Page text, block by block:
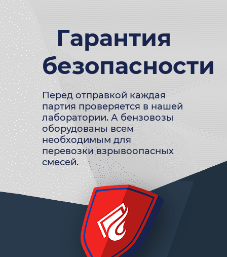
Гарантия
безопасности
Перед отправкой каждая
партия проверяется в нашей
лаборатории. А бензовозы
оборудованы всем
необходимым для
перевозки взрывоопасных
смесей.